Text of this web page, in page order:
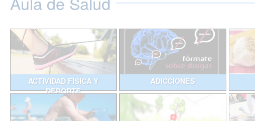
ACTIVIDAD FÍSICA Y
DEPORTE
ADICCIONES